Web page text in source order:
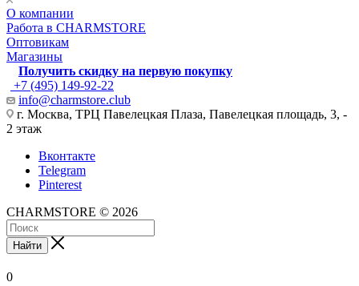
О компании
Работа в CHARMSTORE
Оптовикам
Магазины
Получить скидку на первую покупку
+7 (495) 149-92-22
info@charmstore.club
г. Москва, ТРЦ Павелецкая Плаза, Павелецкая площадь, 3, -
2 этаж
Вконтакте
Telegram
Pinterest
CHARMSTORE © 2026
Найти
0